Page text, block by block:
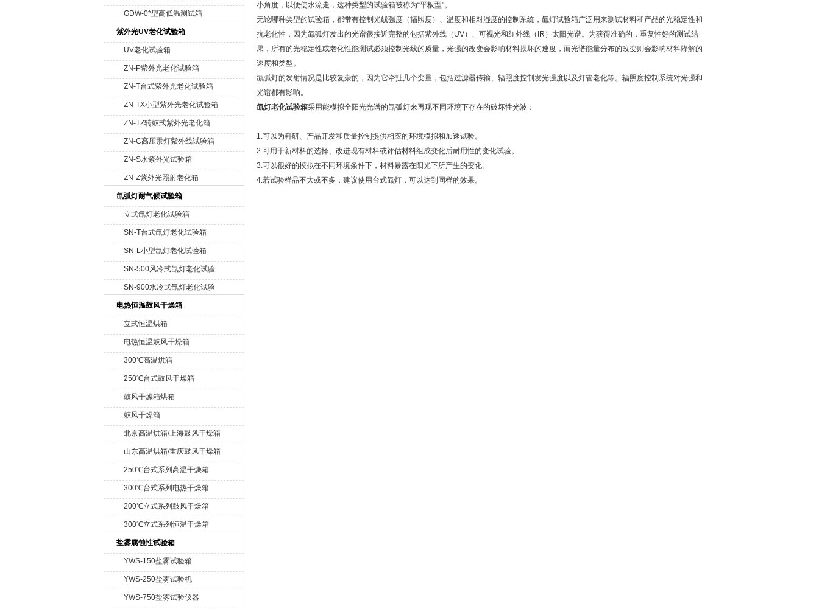
GDW-0*型高低温测试箱
紫外光UV老化试验箱
UV老化试验箱
ZN-P紫外光老化试验箱
ZN-T台式紫外光老化试验箱
ZN-TX小型紫外光老化试验箱
ZN-TZ转鼓式紫外光老化箱
ZN-C高压汞灯紫外线试验箱
ZN-S水紫外光试验箱
ZN-Z紫外光照射老化箱
氙弧灯耐气候试验箱
立式氙灯老化试验箱
SN-T台式氙灯老化试验箱
SN-L小型氙灯老化试验箱
SN-500风冷式氙灯老化试验
箱
SN-900水冷式氙灯老化试验
箱
电热恒温鼓风干燥箱
立式恒温烘箱
电热恒温鼓风干燥箱
300℃高温烘箱
250℃台式鼓风干燥箱
鼓风干燥箱烘箱
鼓风干燥箱
北京高温烘箱/上海鼓风干燥箱
山东高温烘箱/重庆鼓风干燥箱
250℃台式系列高温干燥箱
300℃台式系列电热干燥箱
200℃立式系列鼓风干燥箱
300℃立式系列恒温干燥箱
盐雾腐蚀性试验箱
YWS-150盐雾试验箱
YWS-250盐雾试验机
YWS-750盐雾试验仪器
小角度，以便使水流走，这种类型的试验箱被称为“平板型"。
无论哪种类型的试验箱，都带有控制光线强度（辐照度）、温度和相对湿度的控制系统，氙灯试验箱广泛用来测试材料和产品的光稳定性和
抗老化性，因为氙弧灯发出的光谱很接近完整的包括紫外线（UV）、可视光和红外线（IR）太阳光谱。为获得准确的，重复性好的测试结
果，所有的光稳定性或老化性能测试必须控制光线的质量，光强的改变会影响材料损坏的速度，而光谱能量分布的改变则会影响材料降解的
速度和类型。
氙弧灯的发射情况是比较复杂的，因为它牵扯几个变量，包括过滤器传输、辐照度控制发光强度以及灯管老化等。辐照度控制系统对光强和
光谱都有影响。
氙灯老化试验箱采用能模拟全阳光光谱的氙弧灯来再现不同环境下存在的破坏性光波：
1.可以为科研、产品开发和质量控制提供相应的环境模拟和加速试验。
2.可用于新材料的选择、改进现有材料或评估材料组成变化后耐用性的变化试验。
3.可以很好的模拟在不同环境条件下，材料暴露在阳光下所产生的变化。
4.若试验样品不大或不多，建议使用台式氙灯，可以达到同样的效果。